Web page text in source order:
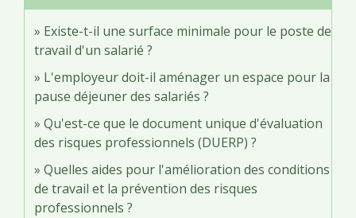
Existe-t-il une surface minimale pour le poste de
travail d'un salarié ?
L'employeur doit-il aménager un espace pour la
pause déjeuner des salariés ?
Qu'est-ce que le document unique d'évaluation
des risques professionnels (DUERP) ?
Quelles aides pour l'amélioration des conditions
de travail et la prévention des risques
professionnels ?